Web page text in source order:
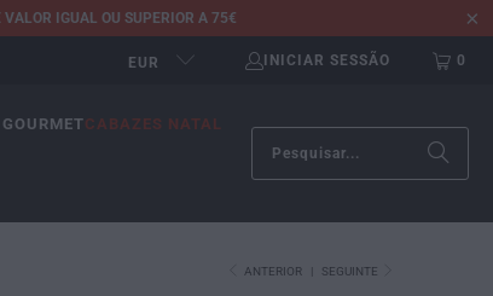
VALOR IGUAL OU SUPERIOR A 75€
EUR INICIAR SESSÃO 0
CABAZES NATAL
ANTERIOR SEGUINTE